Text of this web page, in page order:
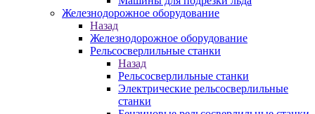
Железнодорожное оборудование
Назад
Железнодорожное оборудование
Рельсосверлильные станки
Назад
Рельсосверлильные станки
Электрические рельсосверлильные
станки